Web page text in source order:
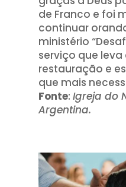
de Franco e foi
continuar
ministério
serviço que
restauração e
que mais
Fonte: Igreja do
Argentina.